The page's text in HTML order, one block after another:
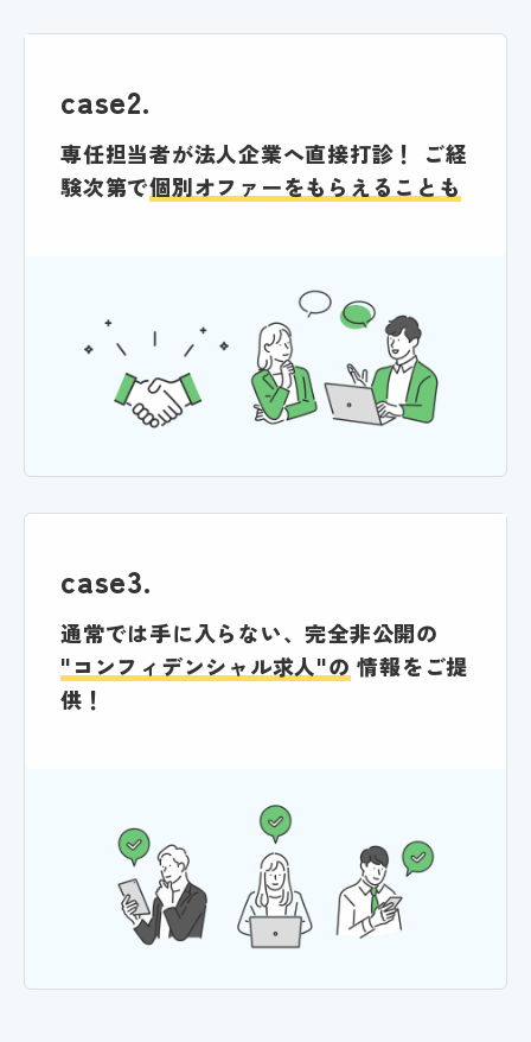
case2.
専任担当者が法人企業へ直接打診！
ご経
験次第で個別オファーをもらえることも
case3.
通常では手に入らない、完全非公開の
"コンフィデンシャル求人"の 情報をご提
供！